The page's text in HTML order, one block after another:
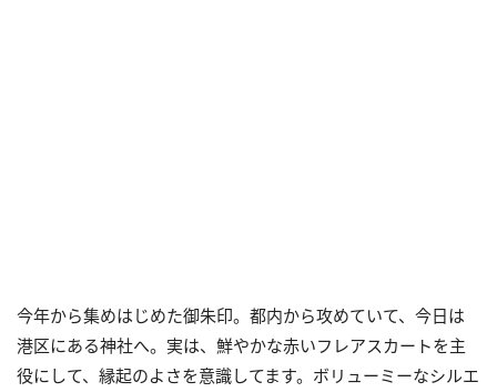
今年から集めはじめた御朱印。都内から攻めていて、今日は
港区にある神社へ。実は、鮮やかな赤いフレアスカートを主
役にして、縁起のよさを意識してます。ボリューミーなシルエ